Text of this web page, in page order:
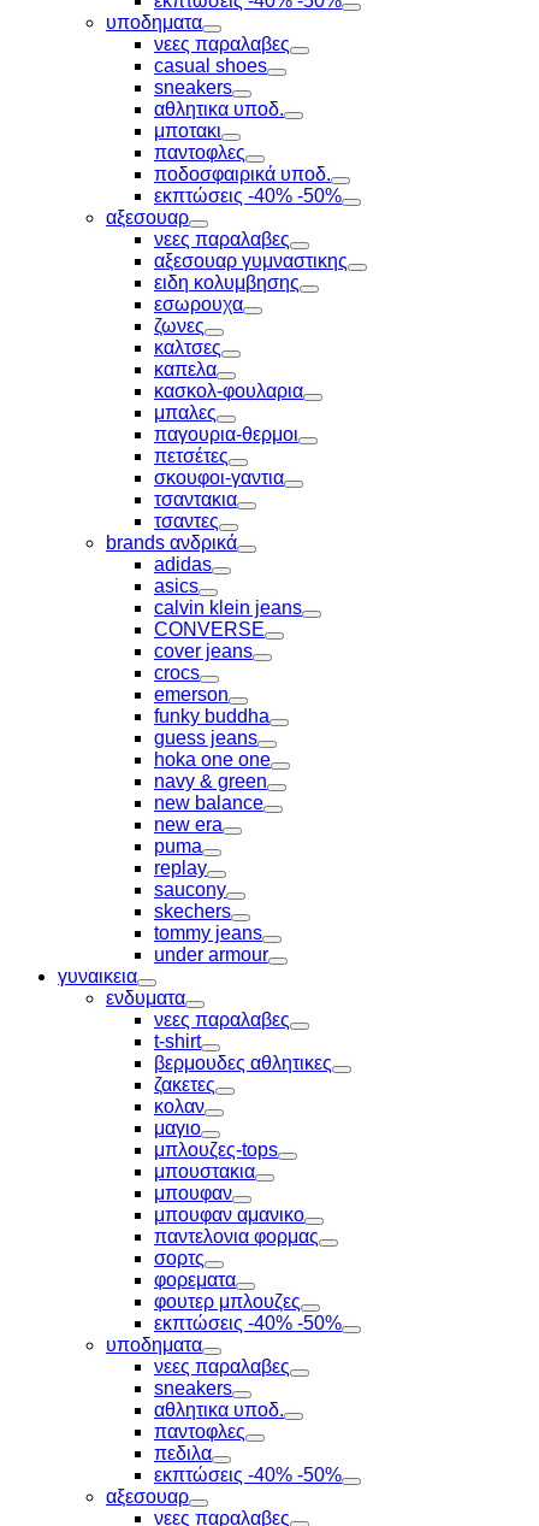
Toggle
υποδηματα
Toggle
νεες παραλαβες
Toggle
casual shoes
Toggle
sneakers
Toggle
αθλητικα υποδ.
Toggle
μποτακι
Toggle
παντοφλες
Toggle
ποδοσφαιρικά υποδ.
Toggle
εκπτώσεις -40% -50%
Toggle
αξεσουαρ
Toggle
νεες παραλαβες
Toggle
αξεσουαρ γυμναστικης
Toggle
ειδη κολυμβησης
Toggle
εσωρουχα
Toggle
ζωνες
Toggle
καλτσες
Toggle
καπελα
Toggle
κασκολ-φουλαρια
Toggle
μπαλες
Toggle
παγουρια-θερμοι
Toggle
πετσέτες
Toggle
σκουφοι-γαντια
Toggle
τσαντακια
Toggle
τσαντες
Toggle
brands ανδρικά
Toggle
adidas
Toggle
asics
Toggle
calvin klein jeans
Toggle
CONVERSE
Toggle
cover jeans
Toggle
crocs
Toggle
emerson
Toggle
funky buddha
Toggle
guess jeans
Toggle
hoka one one
Toggle
navy & green
Toggle
new balance
Toggle
new era
Toggle
puma
Toggle
replay
Toggle
saucony
Toggle
skechers
Toggle
tommy jeans
Toggle
under armour
Toggle
γυναικεια
Toggle
ενδυματα
Toggle
νεες παραλαβες
Toggle
t-shirt
Toggle
βερμουδες αθλητικες
Toggle
ζακετες
Toggle
κολαν
Toggle
μαγιο
Toggle
μπλουζες-tops
Toggle
μπουστακια
Toggle
μπουφαν
Toggle
μπουφαν αμανικο
Toggle
παντελονια φορμας
Toggle
σορτς
Toggle
φορεματα
Toggle
φουτερ μπλουζες
Toggle
εκπτώσεις -40% -50%
Toggle
υποδηματα
Toggle
νεες παραλαβες
Toggle
sneakers
Toggle
αθλητικα υποδ.
Toggle
παντοφλες
Toggle
πεδιλα
Toggle
εκπτώσεις -40% -50%
Toggle
αξεσουαρ
Toggle
νεες παραλαβες